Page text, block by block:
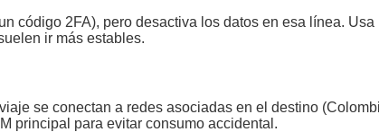
código 2FA), pero desactiva los datos en esa línea.
ir más estables.
se conectan a redes asociadas en el destino
principal para evitar consumo accidental.